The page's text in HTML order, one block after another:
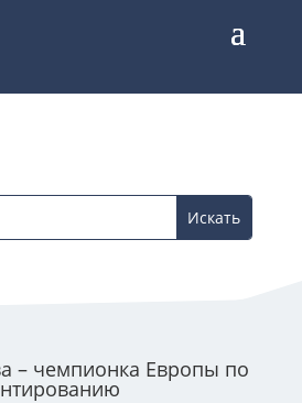
– чемпионка Европы по